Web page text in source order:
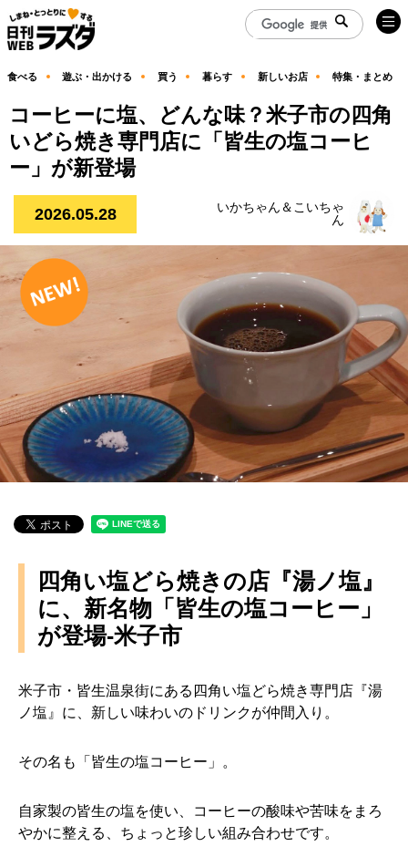
食べる 遊ぶ・出かける 買う 暮らす 新しいお店 特集・まとめ
コーヒーに塩、どんな味？米子市の四角
いどら焼き専門店に「皆生の塩コーヒ
ー」が新登場
2026.05.28
いかちゃん＆こいちゃ
ん
四角い塩どら焼きの店『湯ノ塩』
に、新名物「皆生の塩コーヒー」
が登場-米子市
米子市・皆生温泉街にある四角い塩どら焼き専門店『湯
ノ塩』に、新しい味わいのドリンクが仲間入り。
その名も「皆生の塩コーヒー」。
自家製の皆生の塩を使い、コーヒーの酸味や苦味をまろ
やかに整える、ちょっと珍しい組み合わせです。